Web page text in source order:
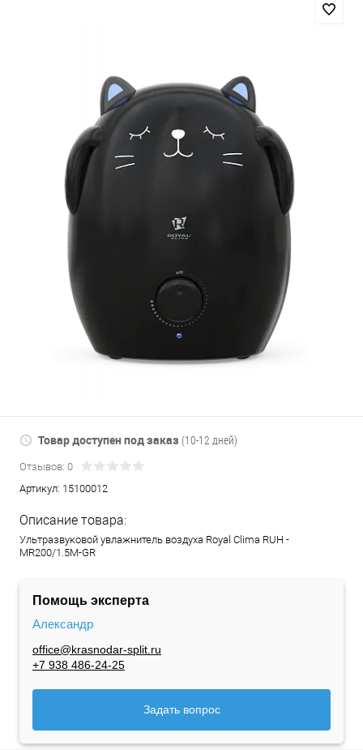
Товар доступен под заказ (10-12 дней)
Отзывов: 0
Артикул: 15100012
Описание товара:
Ультразвуковой увлажнитель воздуха Royal Clima RUH -
MR200/1.5M-GR
Помощь эксперта
Александр
office@krasnodar-split.ru
+7 938 486-24-25
Задать вопрос